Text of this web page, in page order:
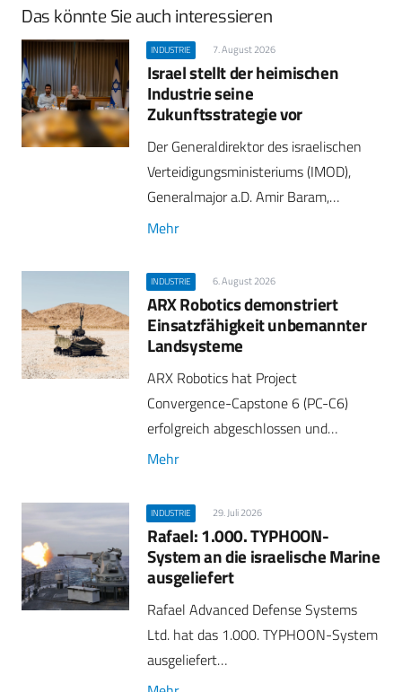
Das könnte Sie auch interessieren
INDUSTRIE 7. August 2026
Israel stellt der heimischen
Industrie seine
Zukunftsstrategie vor
Der Generaldirektor des israelischen
Verteidigungsministeriums (IMOD),
Generalmajor a.D. Amir Baram,…
Mehr
INDUSTRIE 6. August 2026
ARX Robotics demonstriert
Einsatzfähigkeit unbemannter
Landsysteme
ARX Robotics hat Project
Convergence-Capstone 6 (PC-C6)
erfolgreich abgeschlossen und…
Mehr
INDUSTRIE 29. Juli 2026
Rafael: 1.000. TYPHOON-
System an die israelische Marine
ausgeliefert
Rafael Advanced Defense Systems
Ltd. hat das 1.000. TYPHOON-System
ausgeliefert…